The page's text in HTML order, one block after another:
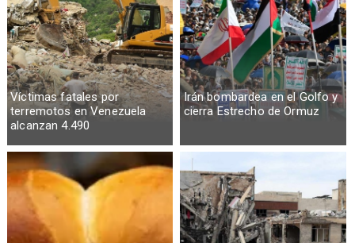
Víctimas fatales por
terremotos en Venezuela
alcanzan 4.490
Irán bombardea en el Golfo y
cierra Estrecho de Ormuz